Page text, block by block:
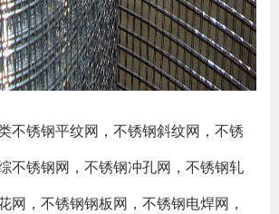
不锈钢平纹网，不锈钢斜纹网，不锈
不锈钢网，不锈钢冲孔网，不锈钢轧
网，不锈钢钢板网，不锈钢电焊网，